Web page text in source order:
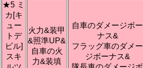
★5 ミ
カ[キ
ュー
トデ
ビル]
スキ
火力&装甲
&照準UP&
自車の火
力&装填
自車のダメージボー
ナス&
フラッグ車のダメー
ジボーナス&